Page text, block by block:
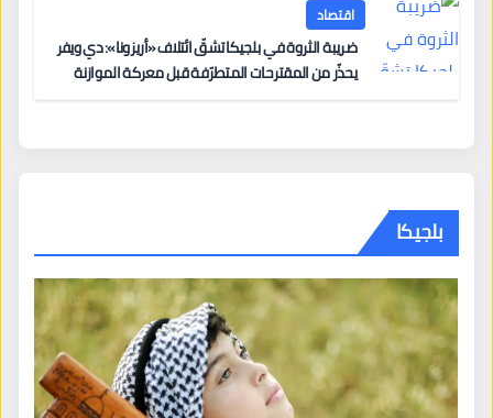
اقتصاد
ضريبة الثروة في بلجيكا تشقّ ائتلاف «أريزونا»: دي ويفر
يحذّر من المقترحات المتطرّفة قبل معركة الموازنة
بلجيكا